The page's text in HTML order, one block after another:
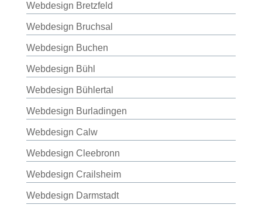
Webdesign Bretzfeld
Webdesign Bruchsal
Webdesign Buchen
Webdesign Bühl
Webdesign Bühlertal
Webdesign Burladingen
Webdesign Calw
Webdesign Cleebronn
Webdesign Crailsheim
Webdesign Darmstadt